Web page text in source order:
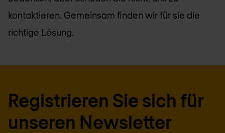
kontaktieren. Gemeinsam finden wir für sie die
richtige Lösung.
Registrieren Sie sich für
unseren Newsletter